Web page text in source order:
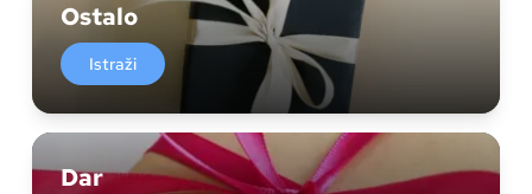
Ostalo
Istraži
Dar